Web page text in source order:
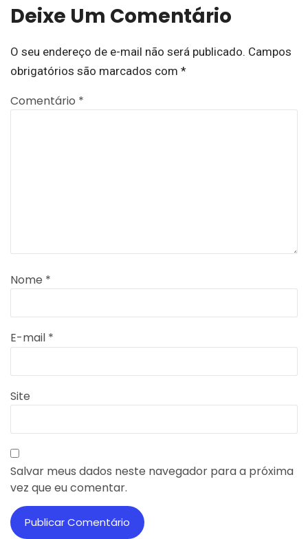
Deixe Um Comentário
O seu endereço de e-mail não será publicado. Campos
obrigatórios são marcados com *
Comentário *
Nome *
E-mail *
Site
Salvar meus dados neste navegador para a próxima
vez que eu comentar.